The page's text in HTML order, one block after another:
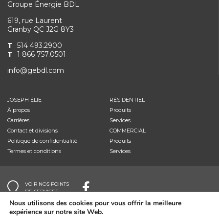
Groupe Énergie BDL
619, rue Laurent
Granby QC J2G 8Y3
T 514 493.2900
T 1 866 757.0501
info@gebdl.com
JOSEPH ÉLIE
À propos
Carrières
Contact et divisions
Politique de confidentialité
Termes et conditions
RÉSIDENTIEL
Produits
Services
COMMERCIAL
Produits
Services
VOIR NOS POINTS
DE SERVICES
Nous utilisons des cookies pour vous offrir la meilleure
expérience sur notre site Web.